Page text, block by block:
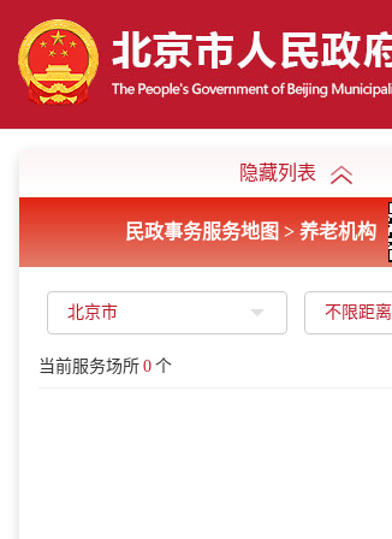
隐藏列表
民政事务服务地图 > 养老机构
北京市 不限距离
当前服务场所 0 个